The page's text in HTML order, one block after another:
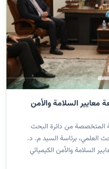
معايير السلامة والأمن
المتخصصة من دائرة البحث
العلمي، برئاسة السيد م. د.
السلامة والأمن الكيميائي
بكليات وأقسام الجامعة.